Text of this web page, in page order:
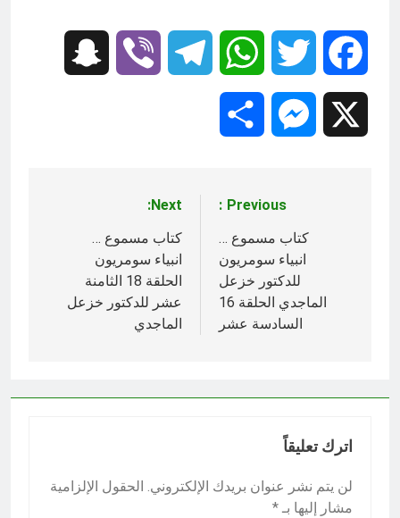
Facebook
Twitter
WhatsApp
Telegram
Viber
Messenger
المقالات
Previous:
كتاب مسموع …
انبياء سومريون
للدكتور خزعل
الماجدي الحلقة 16
السادسة عشر
Next:
كتاب مسموع …
انبياء سومريون
الحلقة 18 الثامنة
عشر للدكتور خزعل
الماجدي
اترك تعليقاً
لن يتم نشر عنوان بريدك الإلكتروني. الحقول الإلزامية
مشار إليها بـ *